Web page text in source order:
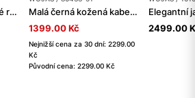
Černé kožené dámské rukavice s dekorativním prošíváním
Malá černá kožená kabelka přes rameno z lícové kůže
1399.00 Kč
Nejnižší cena za 30 dní: 2299.00
Kč
Původní cena: 2299.00 Kč
2499.00